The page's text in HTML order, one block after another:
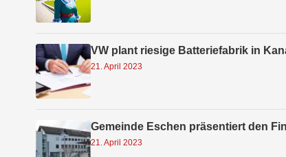
VW plant riesige Batteriefabrik in
21. April 2023
Gemeinde Eschen präsentiert den
21. April 2023